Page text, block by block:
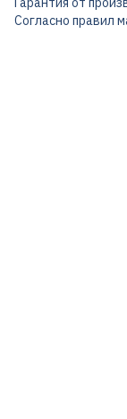
Согласно правил